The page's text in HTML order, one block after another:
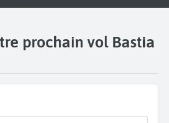
prochain vol Bastia